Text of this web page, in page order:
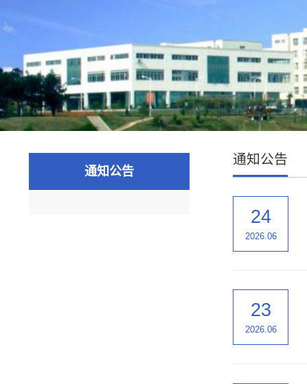
通知公告
通知公告
24
2026.06
23
2026.06